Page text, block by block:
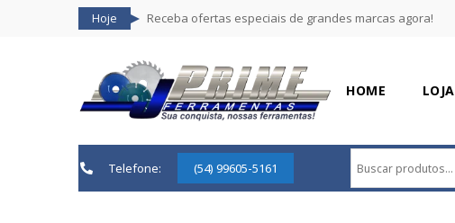
Hoje Receba ofertas especiais de grandes marcas agora!
HOME LOJA
Telefone: (54) 99605-5161